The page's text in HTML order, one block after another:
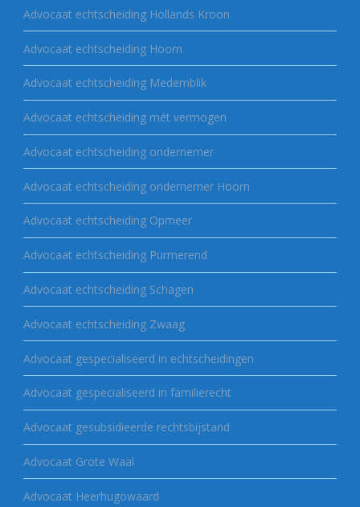
Advocaat echtscheiding Hollands Kroon
Advocaat echtscheiding Hoorn
Advocaat echtscheiding Medemblik
Advocaat echtscheiding mét vermogen
Advocaat echtscheiding ondernemer
Advocaat echtscheiding ondernemer Hoorn
Advocaat echtscheiding Opmeer
Advocaat echtscheiding Purmerend
Advocaat echtscheiding Schagen
Advocaat echtscheiding Zwaag
Advocaat gespecialiseerd in echtscheidingen
Advocaat gespecialiseerd in familierecht
Advocaat gesubsidieerde rechtsbijstand
Advocaat Grote Waal
Advocaat Heerhugowaard